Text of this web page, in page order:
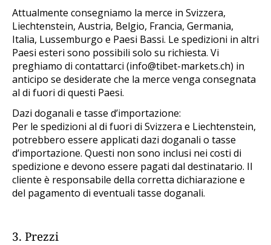
Attualmente consegniamo la merce in Svizzera,
Liechtenstein, Austria, Belgio, Francia, Germania,
Italia, Lussemburgo e Paesi Bassi. Le spedizioni in altri
Paesi esteri sono possibili solo su richiesta. Vi
preghiamo di contattarci (info@tibet-markets.ch) in
anticipo se desiderate che la merce venga consegnata
al di fuori di questi Paesi.
Dazi doganali e tasse d’importazione:
Per le spedizioni al di fuori di Svizzera e Liechtenstein,
potrebbero essere applicati dazi doganali o tasse
d’importazione. Questi non sono inclusi nei costi di
spedizione e devono essere pagati dal destinatario. Il
cliente è responsabile della corretta dichiarazione e
del pagamento di eventuali tasse doganali.
3. Prezzi